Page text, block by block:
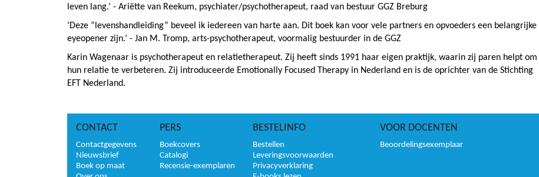
leven lang.’ - Ariëtte van Reekum, psychiater/psychotherapeut, raad van bestuur GGZ Breburg
‘Deze “levenshandleiding” beveel ik iedereen van harte aan. Dit boek kan voor vele partners en opvoeders een belangrijke
eyeopener zijn.’ - Jan M. Tromp, arts-psychotherapeut, voormalig bestuurder in de GGZ
Karin Wagenaar is psychotherapeut en relatietherapeut. Zij heeft sinds 1991 haar eigen praktijk, waarin zij paren helpt om
hun relatie te verbeteren. Zij introduceerde Emotionally Focused Therapy in Nederland en is de oprichter van de Stichting
EFT Nederland.
CONTACT
Contactgegevens
Nieuwsbrief
Boek op maat
PERS
Boekcovers
Catalogi
Recensie-exemplaren
BESTELINFO
Bestellen
Leveringsvoorwaarden
Privacyverklaring
VOOR DOCENTEN
Beoordelingsexemplaar